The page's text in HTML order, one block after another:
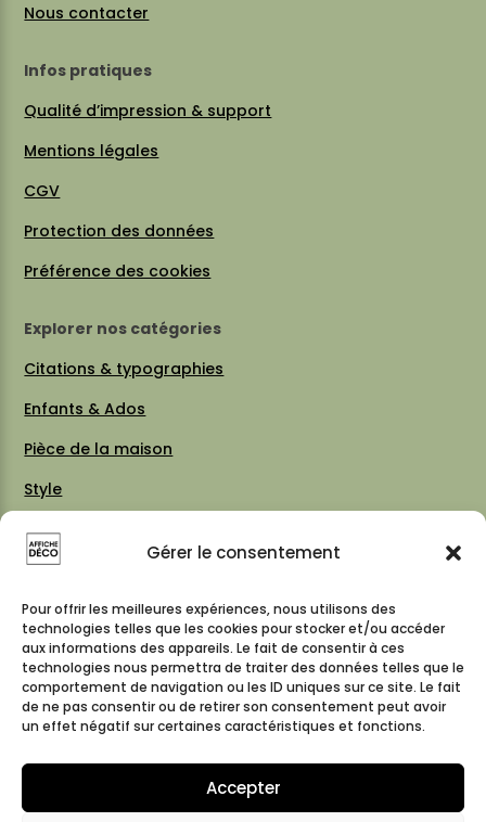
Gérer le consentement
Pour offrir les meilleures expériences, nous utilisons des
technologies telles que les cookies pour stocker et/ou accéder
aux informations des appareils. Le fait de consentir à ces
technologies nous permettra de traiter des données telles que le
comportement de navigation ou les ID uniques sur ce site. Le fait
de ne pas consentir ou de retirer son consentement peut avoir
un effet négatif sur certaines caractéristiques et fonctions.
Accepter
Nous contacter
Infos pratiques
Qualité d’impression & support
Mentions légales
CGV
Protection des données
Préférence des cookies
Explorer nos catégories
Citations & typographies
Enfants & Ados
Pièce de la maison
Style
Thèmes
Vintage 70 / 80
Cartes & plans de villes
Suivez-nous
© 2026 affiche-deco – Tous droits réservés – Réalisé